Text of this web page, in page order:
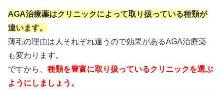
AGA治療薬はクリニックによって取り扱っている種類が
違います。
薄毛の理由は人それぞれ違うので効果があるAGA治療薬
も変わります。
ですから、 種類を豊富に取り扱っているクリニックを選ぶ
ようにしましょう。